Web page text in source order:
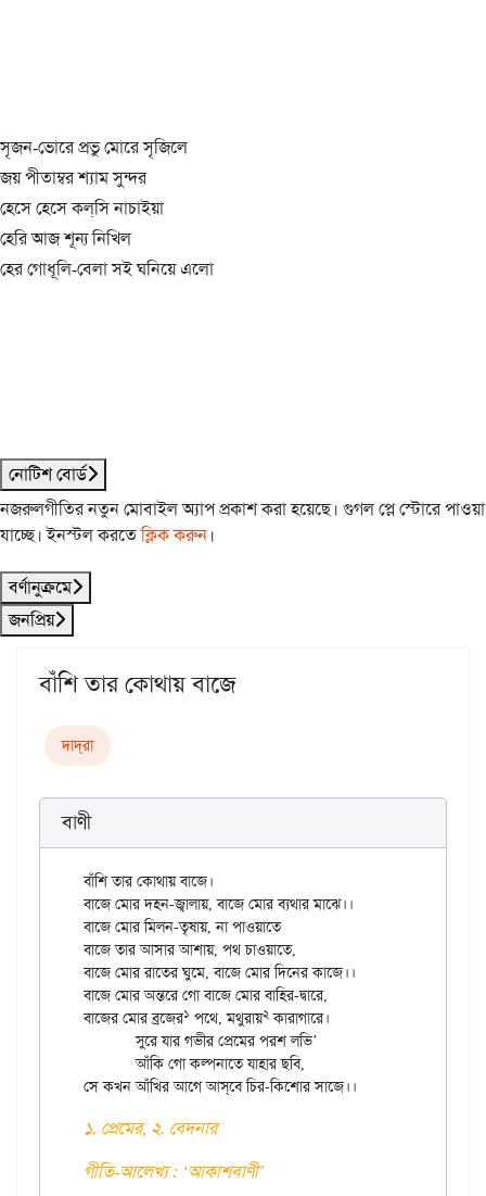
সৃজন-ভোরে প্রভু মোরে সৃজিলে
জয় পীতাম্বর শ্যাম সুন্দর
হেসে হেসে কল্‌সি নাচাইয়া
হেরি আজ শূন্য নিখিল
হের গোধূলি-বেলা সই ঘনিয়ে এলো
নোটিশ বোর্ড
নজরুলগীতির নতুন মোবাইল অ্যাপ প্রকাশ করা হয়েছে। গুগল প্লে স্টোরে পাওয়া
যাচ্ছে। ইনস্টল করতেক্লিক করুন।
বর্ণানুক্রমে
জনপ্রিয়
বাঁশি তার কোথায় বাজে
দাদ্‌রা
বাণী
বাঁশি তার কোথায় বাজে।
বাজে মোর দহন-জ্বালায়, বাজে মোর ব্যথার মাঝে।।
বাজে মোর মিলন-তৃষায়, না পাওয়াতে
বাজে তার আসার আশায়, পথ চাওয়াতে,
বাজে মোর রাতের ঘুমে, বাজে মোর দিনের কাজে।।
বাজে মোর অন্তরে গো বাজে মোর বাহির-দ্বারে,
বাজের মোর ব্রজের১ পথে, মথুরায়২ কারাগারে।
	সুরে যার গভীর প্রেমের পরশ লভি’
	আঁকি গো কল্পনাতে যাহার ছবি,
১. প্রেমের, ২. বেদনার
গীতি-আলেখ্য : ‘আকাশবাণী’